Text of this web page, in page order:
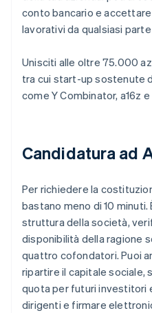
conto bancario e
lavorativi da qualsiasi
Unisciti alle oltre 75.000
tra cui start-up sostenute
come Y Combinator, a16z
Candidatura ad
Per richiedere la
bastano meno di 10
struttura della società,
disponibilità della ragione
quattro cofondatori. Puoi
ripartire il capitale sociale,
quota per futuri investitori
dirigenti e firmare